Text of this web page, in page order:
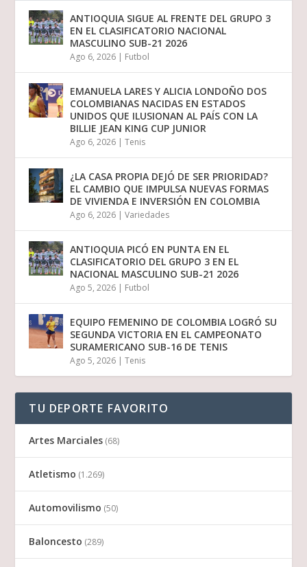
ANTIOQUIA SIGUE AL FRENTE DEL GRUPO 3
EN EL CLASIFICATORIO NACIONAL
MASCULINO SUB-21 2026
Ago 6, 2026 | Futbol
EMANUELA LARES Y ALICIA LONDOÑO DOS
COLOMBIANAS NACIDAS EN ESTADOS
UNIDOS QUE ILUSIONAN AL PAÍS CON LA
BILLIE JEAN KING CUP JUNIOR
Ago 6, 2026 |Tenis
¿LA CASA PROPIA DEJÓ DE SER PRIORIDAD?
EL CAMBIO QUE IMPULSA NUEVAS FORMAS
DE VIVIENDA E INVERSIÓN EN COLOMBIA
Ago 6, 2026 |Variedades
ANTIOQUIA PICÓ EN PUNTA EN EL
CLASIFICATORIO DEL GRUPO 3 EN EL
NACIONAL MASCULINO SUB-21 2026
Ago 5, 2026 | Futbol
EQUIPO FEMENINO DE COLOMBIA LOGRÓ SU
SEGUNDA VICTORIA EN EL CAMPEONATO
SURAMERICANO SUB-16 DE TENIS
Ago 5, 2026 |Tenis
TU DEPORTE FAVORITO
Artes Marciales (68)
Atletismo (1.269)
Automovilismo (50)
Baloncesto (289)